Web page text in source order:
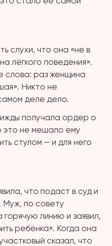
слухи, что она «не в
лёгкого поведения».
слова: раз женщина
Никто не
деле дело.
получала ордер о
это не мешало ему
стулом — и для него
что подаст в суд и
Муж, по совету
горячую линию и заявил,
ребёнка». Когда она
сказал, что